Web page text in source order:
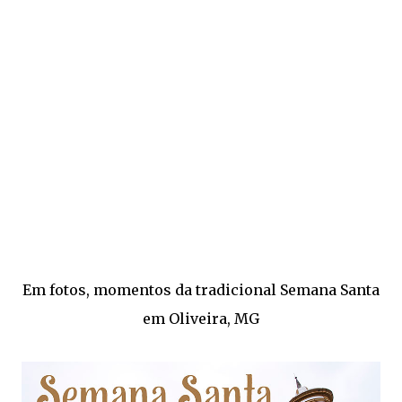
Em fotos, momentos da tradicional Semana Santa
em Oliveira, MG